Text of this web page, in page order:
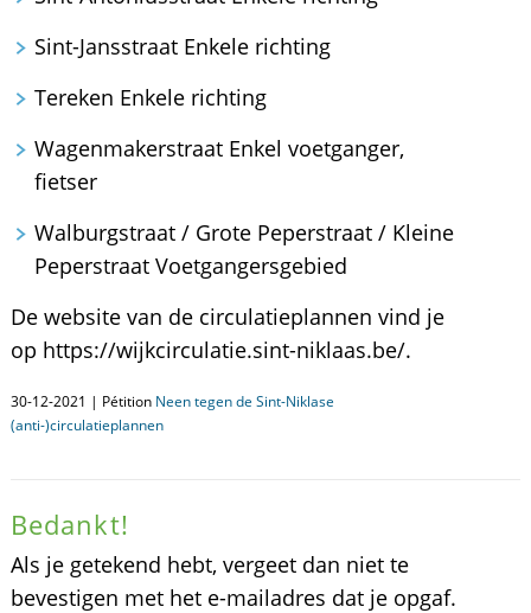
Sint-Jansstraat Enkele richting
Tereken Enkele richting
Wagenmakerstraat Enkel voetganger,
fietser
Walburgstraat / Grote Peperstraat / Kleine
Peperstraat Voetgangersgebied
De website van de circulatieplannen vind je
op https://wijkcirculatie.sint-niklaas.be/.
30-12-2021 | Pétition Neen tegen de Sint-Niklase
(anti-)circulatieplannen
Bedankt!
Als je getekend hebt, vergeet dan niet te
bevestigen met het e-mailadres dat je opgaf.